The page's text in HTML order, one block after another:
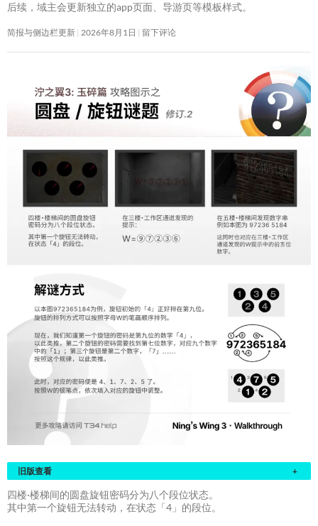
后续，域主会更新独立的app页面、导游页等模板样式。
简报与侧边栏更新 2026年8月1日 留下评论
旧版查看 +
四楼·楼梯间的圆盘旋钮密码分为八个段位状态。
其中第一个旋钮无法转动，在状态「4」的段位。